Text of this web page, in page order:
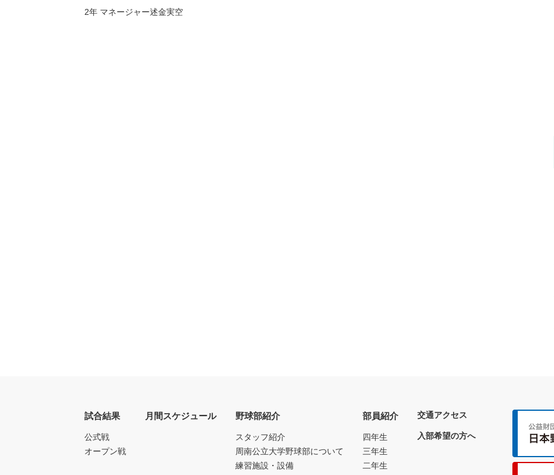
2年 マネージャー述金実空
試合結果
公式戦
オープン戦
月間スケジュール 野球部紹介
スタッフ紹介
周南公立大学野球部について
練習施設・設備
部員紹介
四年生
三年生
二年生
交通アクセス
入部希望の方へ